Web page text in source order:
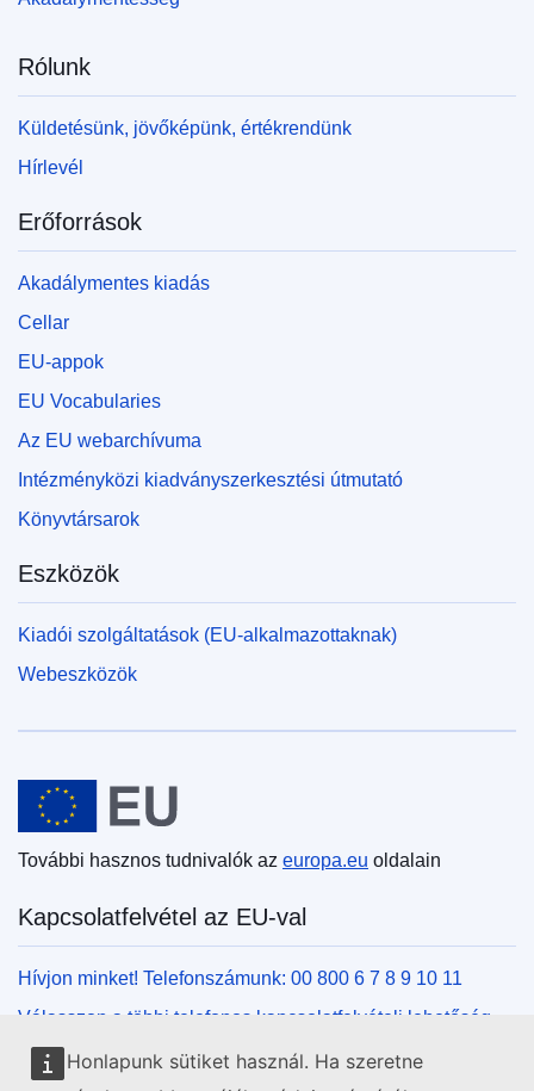
Honlapunk sütiket használ. Ha szeretne
Rólunk
Küldetésünk, jövőképünk, értékrendünk
Hírlevél
Erőforrások
Akadálymentes kiadás
Cellar
EU-appok
EU Vocabularies
Az EU webarchívuma
Intézményközi kiadványszerkesztési útmutató
Könyvtársarok
Eszközök
Kiadói szolgáltatások (EU-alkalmazottaknak)
Webeszközök
Európai Unió
További hasznos tudnivalók az europa.eu oldalain
Kapcsolatfelvétel az EU-val
Hívjon minket! Telefonszámunk: 00 800 6 7 8 9 10 11
Válasszon a többi telefonos kapcsolatfelvételi lehetőség
közül!
Írjon nekünk kapcsolatfelvételi űrlapunk kitöltésével!